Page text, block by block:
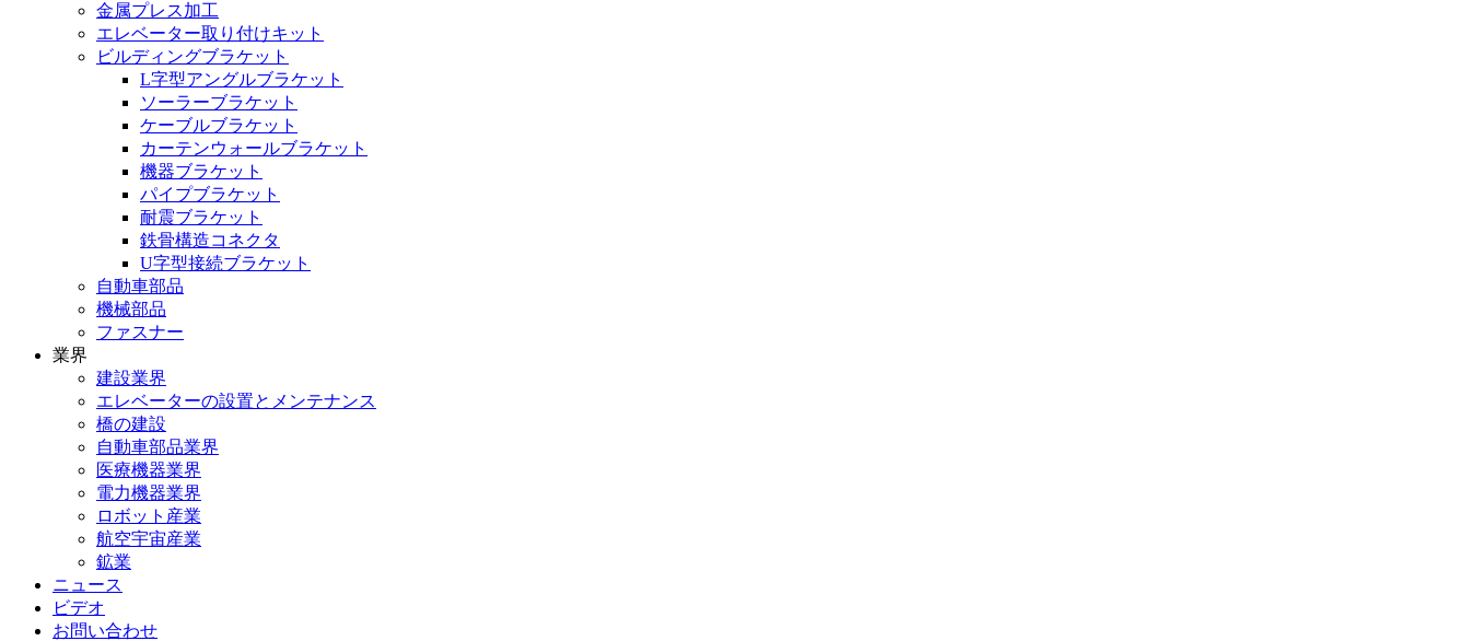
金属プレス加工
エレベーター取り付けキット
ビルディングブラケット
L字型アングルブラケット
ソーラーブラケット
ケーブルブラケット
カーテンウォールブラケット
機器ブラケット
パイプブラケット
耐震ブラケット
鉄骨構造コネクタ
U字型接続ブラケット
自動車部品
機械部品
ファスナー
業界
建設業界
エレベーターの設置とメンテナンス
橋の建設
自動車部品業界
医療機器業界
電力機器業界
ロボット産業
航空宇宙産業
鉱業
ニュース
ビデオ
お問い合わせ